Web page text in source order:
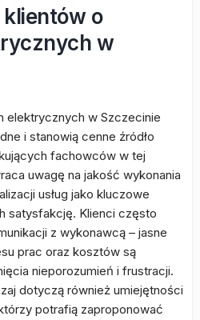
klientów o
w
elektrycznych w Szczecinie
i stanowią cenne źródło
fachowców w tej
uwagę na jakość wykonania
usług jako kluczowe
satysfakcję. Klienci często
z wykonawcą – jasne
prac oraz kosztów są
nieporozumień i frustracji.
dotyczą również umiejętności
potrafią zaproponować